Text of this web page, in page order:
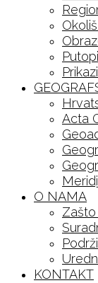
Acta
O NAMA
Zašto
KONTAKT